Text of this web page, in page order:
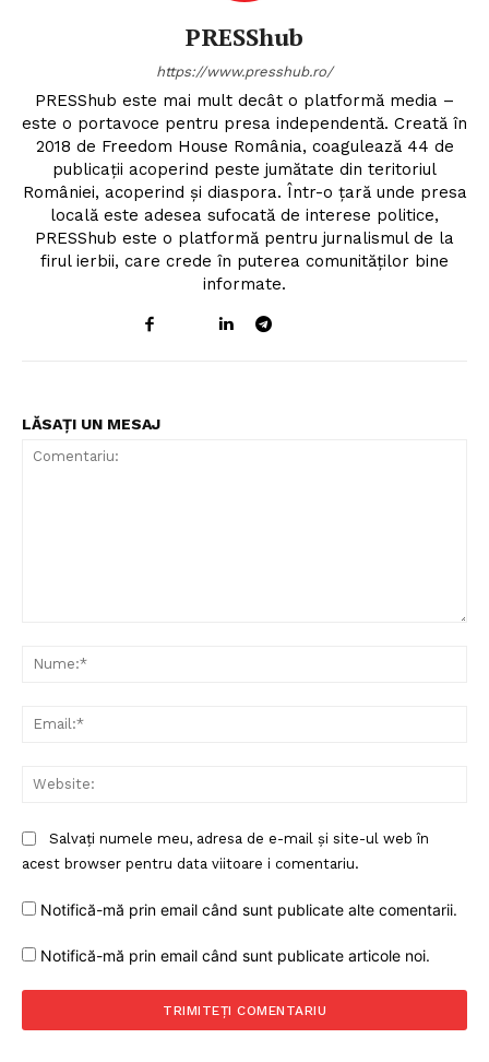
PRESShub
Proiecte editoriale
PRESShub
https://www.presshub.ro/
PRESShub este mai mult decât o platformă media –
este o portavoce pentru presa independentă. Creată în
2018 de Freedom House România, coagulează 44 de
publicații acoperind peste jumătate din teritoriul
României, acoperind și diaspora. Într-o țară unde presa
locală este adesea sufocată de interese politice,
PRESShub este o platformă pentru jurnalismul de la
firul ierbii, care crede în puterea comunităților bine
informate.
LĂSAȚI UN MESAJ
Salvați numele meu, adresa de e-mail și site-ul web în
acest browser pentru data viitoare i comentariu.
Notifică-mă prin email când sunt publicate alte comentarii.
Notifică-mă prin email când sunt publicate articole noi.